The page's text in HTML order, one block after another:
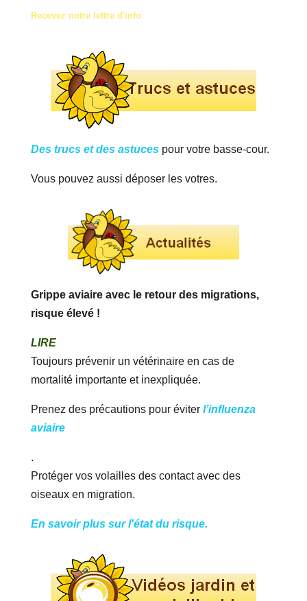
Recevez notre lettre d'info
Des trucs et des astucespour votre basse-cour.
Vous pouvez aussi déposer les votres.
Grippe aviaire avec le retour des migrations,
risque élevé !
LIRE
Toujours prévenir un vétérinaire en cas de
mortalité importante et inexpliquée.
Prenez des précautions pour éviter l’influenza
aviaire
.
Protéger vos volailles des contact avec des
oiseaux en migration.
En savoir plus sur l'état du risque.